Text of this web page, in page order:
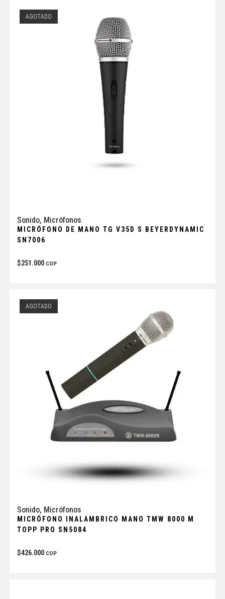
AGOTADO
Sonido, Micrófonos
MICRÓFONO DE MANO TG V35D S BEYERDYNAMIC
SN7006
$251.000 COP
AGOTADO
Sonido, Micrófonos
MICRÓFONO INALAMBRICO MANO TMW 8000 M
TOPP PRO SN5084
$426.000 COP